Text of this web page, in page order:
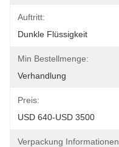
Auftritt:
Dunkle Flüssigkeit
Min Bestellmenge:
Verhandlung
Preis:
USD 640-USD 3500
Verpackung